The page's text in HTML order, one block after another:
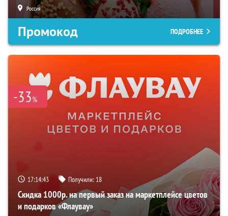
Россия
Промокод ПОДРОБНЕЕ
-33%
17:14:42 Получили: 18
Скидка 1000р. на первый заказ на маркетплейсе цветов
и подарков «Флаувау»